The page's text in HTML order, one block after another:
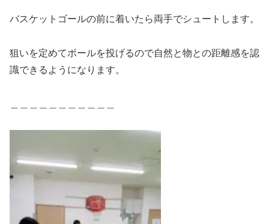
バスケットゴールの前に着いたら両手でシュートします。
狙いを定めてボールを投げるので自然と物との距離感を認
識できるようになります。